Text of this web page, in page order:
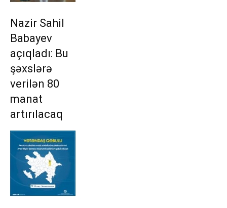
Nazir Sahil
Babayev
açıqladı: Bu
şəxslərə
verilən 80
manat
artırılacaq